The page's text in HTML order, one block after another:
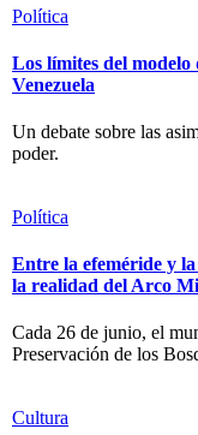
Política
Los límites del
Venezuela
Un debate sobre las
poder.
Política
Entre la efeméride y
la realidad del Arco
Cada 26 de junio, el
Preservación de los
Cultura